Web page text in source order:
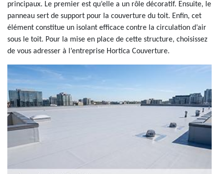
principaux. Le premier est qu’elle a un rôle décoratif. Ensuite, le
panneau sert de support pour la couverture du toit. Enfin, cet
élément constitue un isolant efficace contre la circulation d’air
sous le toit. Pour la mise en place de cette structure, choisissez
de vous adresser à l’entreprise Hortica Couverture.